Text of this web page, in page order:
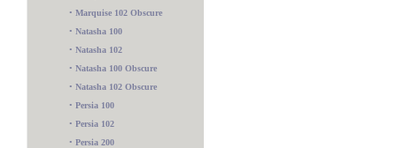
• Marquise 102 Obscure
• Natasha 100
• Natasha 102
• Natasha 100 Obscure
• Natasha 102 Obscure
• Persia 100
• Persia 102
• Persia 200